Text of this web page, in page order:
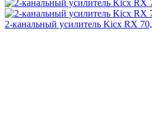
2-канальный усилитель Kicx RX